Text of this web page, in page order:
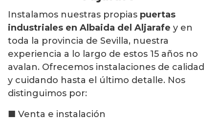
Instalamos nuestras propias puertas
industriales en Albaida del Aljarafe y en
toda la provincia de Sevilla, nuestra
experiencia a lo largo de estos 15 años no
avalan. Ofrecemos instalaciones de calidad
y cuidando hasta el último detalle. Nos
distinguimos por:
■ Venta e instalación